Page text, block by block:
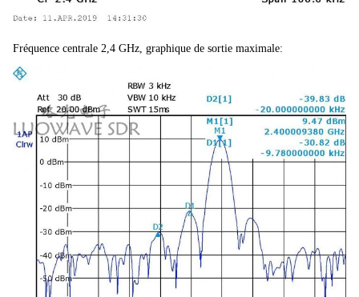
Fréquence centrale 2,4 GHz, graphique de sortie maximale: